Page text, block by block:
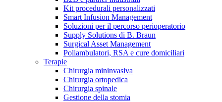
Kit procedurali personalizzati
Smart Infusion Management
Soluzioni per il percorso perioperatorio
Supply Solutions di B. Braun
Surgical Asset Management
Poliambulatori, RSA e cure domiciliari
Terapie
Chirurgia mininvasiva
Chirurgia ortopedica
Chirurgia spinale
Gestione della stomia